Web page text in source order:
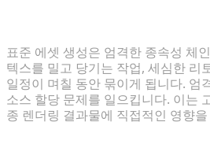
표준 에셋 생성은 엄격한 종속성 체
텍스를 밀고 당기는 작업, 세심한 리
일정이 며칠 동안 묶이게 됩니다. 엄
소스 할당 문제를 일으킵니다. 이는
종 렌더링 결과물에 직접적인 영향